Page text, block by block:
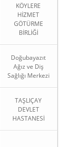
KÖYLERE
HİZMET
GÖTÜRME
BİRLİĞİ
Doğubayazıt
Ağız ve Diş
Sağlığı Merkezi
TAŞLIÇAY
DEVLET
HASTANESİ